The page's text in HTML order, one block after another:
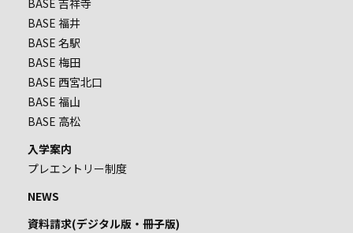
BASE 吉祥寺
BASE 福井
BASE 名駅
BASE 梅田
BASE 西宮北口
BASE 福山
BASE 高松
入学案内
プレエントリー制度
NEWS
資料請求(デジタル版・冊子版)